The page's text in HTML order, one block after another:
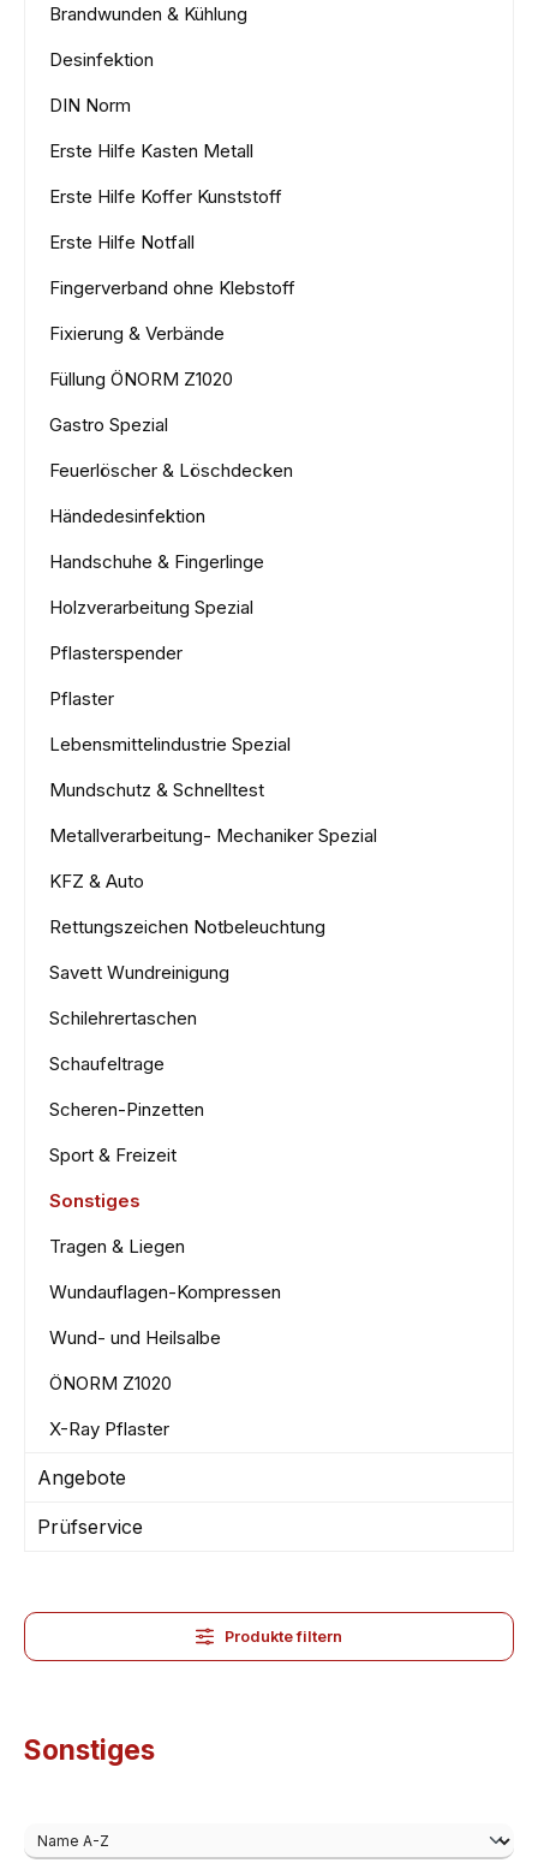
Brandwunden & Kühlung
Desinfektion
DIN Norm
Erste Hilfe Kasten Metall
Erste Hilfe Koffer Kunststoff
Erste Hilfe Notfall
Fingerverband ohne Klebstoff
Fixierung & Verbände
Füllung ÖNORM Z1020
Gastro Spezial
Feuerlöscher & Löschdecken
Händedesinfektion
Handschuhe & Fingerlinge
Holzverarbeitung Spezial
Pflasterspender
Pflaster
Lebensmittelindustrie Spezial
Mundschutz & Schnelltest
Metallverarbeitung- Mechaniker Spezial
KFZ & Auto
Rettungszeichen Notbeleuchtung
Savett Wundreinigung
Schilehrertaschen
Schaufeltrage
Scheren-Pinzetten
Sport & Freizeit
Sonstiges
Tragen & Liegen
Wundauflagen-Kompressen
Wund- und Heilsalbe
ÖNORM Z1020
X-Ray Pflaster
Angebote
Prüfservice
Produkte filtern
Sonstiges